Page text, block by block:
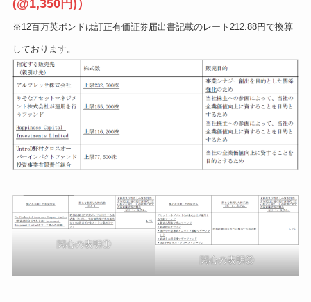
(@1,350円)）
※12百万英ポンドは訂正有価証券届出書記載のレート212.88円で換算
しております。
関心の表明①
関心の表明②